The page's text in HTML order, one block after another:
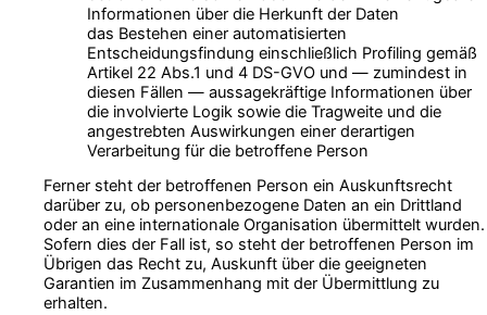
Informationen über die Herkunft der Daten
das Bestehen einer automatisierten
Entscheidungsfindung einschließlich Profiling gemäß
Artikel 22 Abs.1 und 4 DS-GVO und — zumindest in
diesen Fällen — aussagekräftige Informationen über
die involvierte Logik sowie die Tragweite und die
angestrebten Auswirkungen einer derartigen
Verarbeitung für die betroffene Person
Ferner steht der betroffenen Person ein Auskunftsrecht
darüber zu, ob personenbezogene Daten an ein Drittland
oder an eine internationale Organisation übermittelt wurden.
Sofern dies der Fall ist, so steht der betroffenen Person im
Übrigen das Recht zu, Auskunft über die geeigneten
Garantien im Zusammenhang mit der Übermittlung zu
erhalten.